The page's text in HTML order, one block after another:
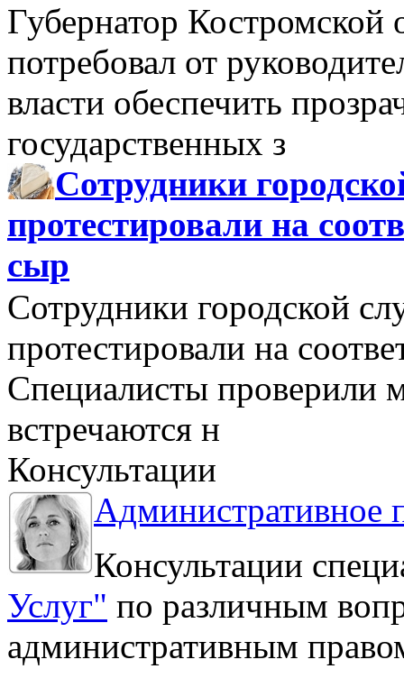
Губернатор Костромской
потребовал от
власти обеспечить
государственных з
Сотрудники
протестировали на
сыр
Сотрудники городской
протестировали на
Специалисты проверили
встречаются н
Консультации
Административное
Консультации
Услуг" по различным
административным